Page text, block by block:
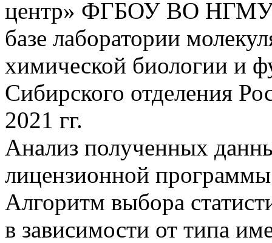
центр» ФГБОУ ВО НГМУ
базе лаборатории
химической биологии и
Сибирского отделения
2021 гг.
Анализ полученных
лицензионной
Алгоритм выбора
в зависимости от типа